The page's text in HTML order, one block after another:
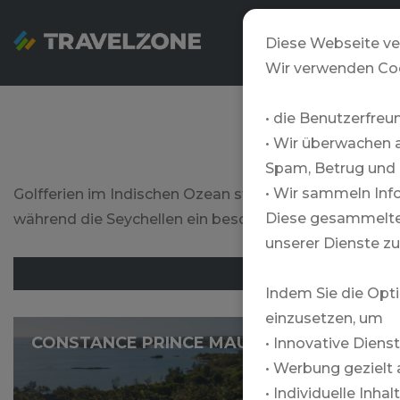
SNOWZONE
Golfferien im Indischen Ozean stehen für
während die Seychellen ein besonders exklusives
CONSTANCE PRINCE MAURICE
Diese Webseite
Wir verwenden
• die
• Wir
Spam, Betrug und
• Wir sammeln
Diese
unserer Dienste
Indem Sie die
einzusetzen, um
• Innovative
• Werbung gezielt
• Individuelle